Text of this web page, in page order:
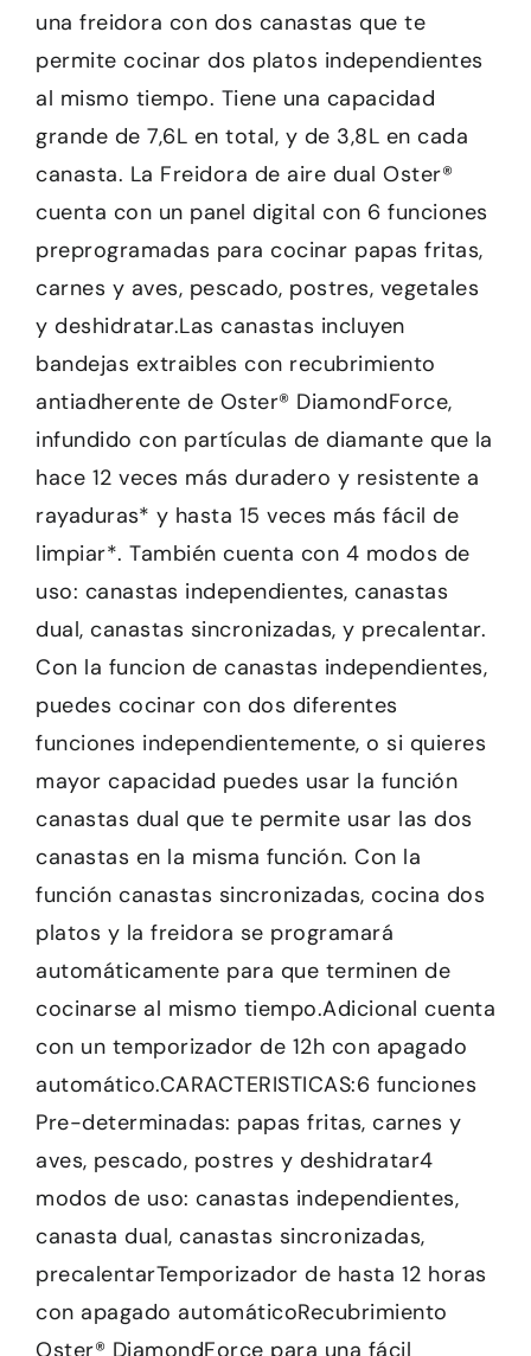
una freidora con dos canastas que te
permite cocinar dos platos independientes
al mismo tiempo. Tiene una capacidad
grande de 7,6L en total, y de 3,8L en cada
canasta. La Freidora de aire dual Oster®
cuenta con un panel digital con 6 funciones
preprogramadas para cocinar papas fritas,
carnes y aves, pescado, postres, vegetales
y deshidratar.Las canastas incluyen
bandejas extraibles con recubrimiento
antiadherente de Oster® DiamondForce,
infundido con partículas de diamante que la
hace 12 veces más duradero y resistente a
rayaduras* y hasta 15 veces más fácil de
limpiar*. También cuenta con 4 modos de
uso: canastas independientes, canastas
dual, canastas sincronizadas, y precalentar.
Con la funcion de canastas independientes,
puedes cocinar con dos diferentes
funciones independientemente, o si quieres
mayor capacidad puedes usar la función
canastas dual que te permite usar las dos
canastas en la misma función. Con la
función canastas sincronizadas, cocina dos
platos y la freidora se programará
automáticamente para que terminen de
cocinarse al mismo tiempo.Adicional cuenta
con un temporizador de 12h con apagado
automático.CARACTERISTICAS:6 funciones
Pre-determinadas: papas fritas, carnes y
aves, pescado, postres y deshidratar4
modos de uso: canastas independientes,
canasta dual, canastas sincronizadas,
precalentarTemporizador de hasta 12 horas
con apagado automáticoRecubrimiento
Oster® DiamondForce para una fácil